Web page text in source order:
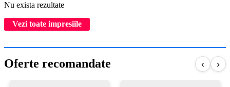
Nu exista rezultate
Vezi toate impresiile
Oferte recomandate ‹ ›